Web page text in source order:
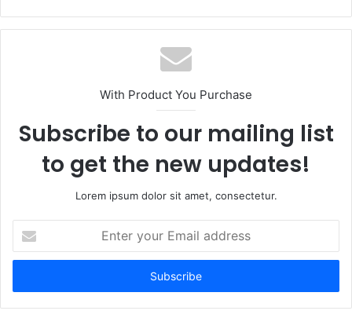
With Product You Purchase
Subscribe to our mailing list
to get the new updates!
Lorem ipsum dolor sit amet, consectetur.
your
Email